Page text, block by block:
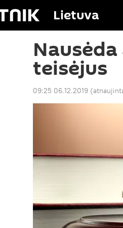
Lietuva
teisėjus
09:25 06.12.2019